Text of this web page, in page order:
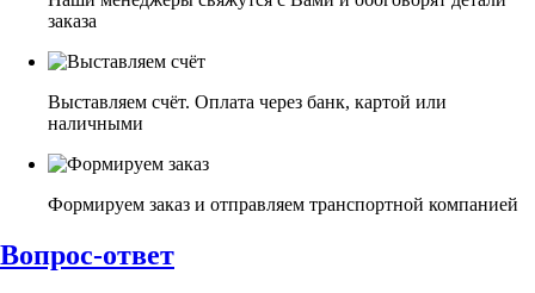
заказа
Выставляем счёт. Оплата через банк, картой или
наличными
Формируем заказ и отправляем транспортной компанией
Вопрос-ответ